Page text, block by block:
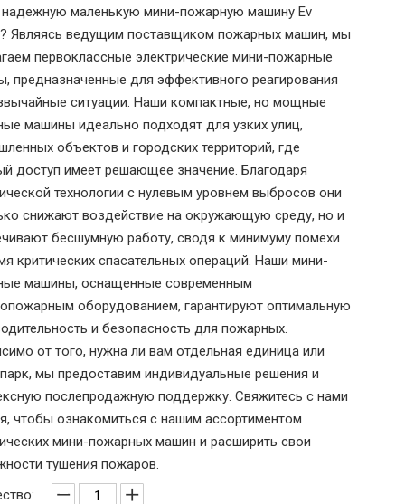
маленькую мини-пожарную машину Ev
Являясь ведущим поставщиком пожарных машин, мы
первоклассные электрические мини-пожарные
предназначенные для эффективного реагирования
ситуации. Наши компактные, но мощные
машины идеально подходят для узких улиц,
объектов и городских территорий, где
доступ имеет решающее значение. Благодаря
технологии с нулевым уровнем выбросов они
снижают воздействие на окружающую среду, но и
бесшумную работу, сводя к минимуму помехи
критических спасательных операций. Наши мини-
машины, оснащенные современным
оборудованием, гарантируют оптимальную
и безопасность для пожарных.
от того, нужна ли вам отдельная единица или
мы предоставим индивидуальные решения и
послепродажную поддержку. Свяжитесь с нами
чтобы ознакомиться с нашим ассортиментом
мини-пожарных машин и расширить свои
тушения пожаров.